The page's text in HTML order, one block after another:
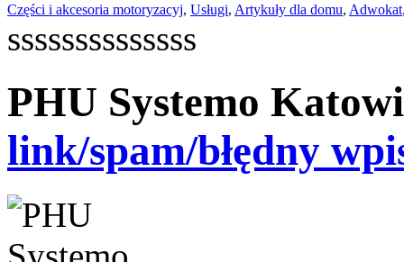
Części i akcesoria motoryzacyj, Usługi, Artykuły dla domu, Adwokat
ssssssssssssss
PHU Systemo
link/spam/błędny